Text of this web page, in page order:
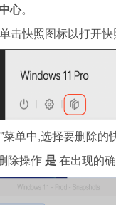
中心。
击快照图标以打开快
菜单中,选择要删除的
除操作 是 在出现的确